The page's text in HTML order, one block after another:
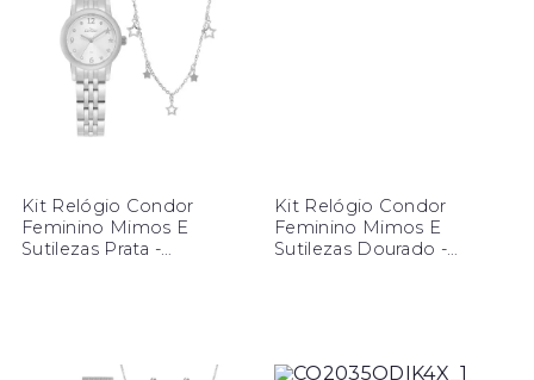
Kit Relógio Condor
Feminino Mimos E
Sutilezas Prata -
Kit Relógio Condor
Feminino Mimos E
Sutilezas Dourado -